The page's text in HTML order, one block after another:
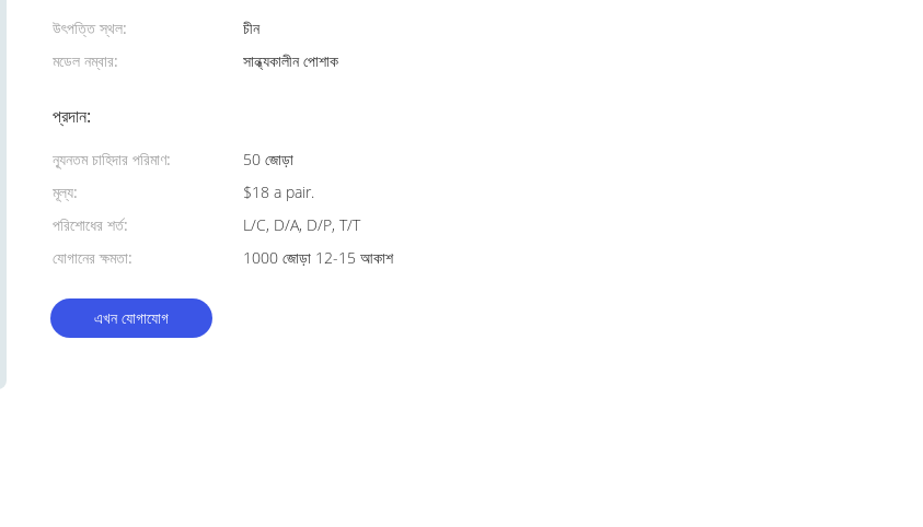
উৎপত্তি স্থল:
চীন
মডেল নম্বার:
সান্ধ্যকালীন পোশাক
প্রদান:
ন্যূনতম চাহিদার পরিমাণ:
50 জোড়া
মূল্য:
$18 a pair.
পরিশোধের শর্ত:
L/C, D/A, D/P, T/T
যোগানের ক্ষমতা:
1000 জোড়া 12-15 আকাশ
এখন যোগাযোগ